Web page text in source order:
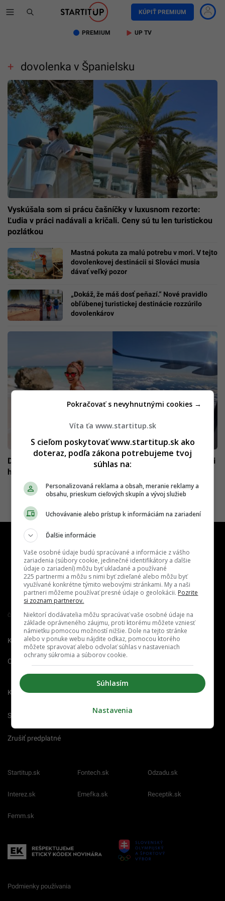
KÚPIŤ PREMIUM
PREMIUM UP TV
dovolenka v Španielsku
Vyskúšala som si prácu čašníčky v luxusnom rezorte:
Ľudia v práci nadávali a kričali. Ceny sú tu len turistickou
pozlátkou
Mastná pokuta za malú potrebu v mori. V tejto
dovolenkovej destinácii si Slováci musia
dávať veľký pozor
„Dokáž, že máš dosť peňazí.“ Nové pravidlo
obľúbenej turistickej destinácie rozzúrilo
dovolenkárov
Dovolenkový raj zavádza bič na turistov: Za prechádzku ti
hrozí pokuta takmer 2 000 eur
Člen združenia IAB Slovakia
Kontakt Inzercia Cenník
O nás
Kariéra
Spravovať notifikácie
Zrušiť predplatné
Startitup.sk Fontech.sk Odzadu.sk
Interez.sk Emefka.sk Receptik.sk
Femm.sk
Podmienky používania
Víta ťa www.startitup.sk
S cieľom poskytovať www.startitup.sk ako
doteraz, podľa zákona potrebujeme tvoj
súhlas na:
Personalizovaná reklama a obsah, meranie reklamy a
obsahu, prieskum cieľových skupín a vývoj služieb
Uchovávanie alebo prístup k informáciám na zariadení
Ďalšie informácie
Vaše osobné údaje budú spracúvané a informácie z vášho
zariadenia (súbory cookie, jedinečné identifikátory a ďalšie
údaje o zariadení) môžu byť ukladané a používané
225 partnermi a môžu s nimi byť zdieľané alebo môžu byť
využívané konkrétne týmito webovými stránkami. My a naši
partneri môžeme používať presné údaje o geolokácii. Pozrite
si zoznam partnerov.
Niektorí dodávatelia môžu spracúvať vaše osobné údaje na
základe oprávneného záujmu, proti ktorému môžete vzniesť
námietku pomocou možností nižšie. Dole na tejto stránke
alebo v ponuke webu nájdite odkaz, pomocou ktorého
môžete spravovať alebo odvolať súhlas v nastaveniach
ochrany súkromia a súborov cookie.
Súhlasím
Pokračovať s nevyhnutnými cookies →
Nastavenia